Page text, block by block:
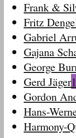
Frank &
Fritz
Gabriel
Gajana
George
Gerd Jäger1
Gordon
Hans-
Harmony-